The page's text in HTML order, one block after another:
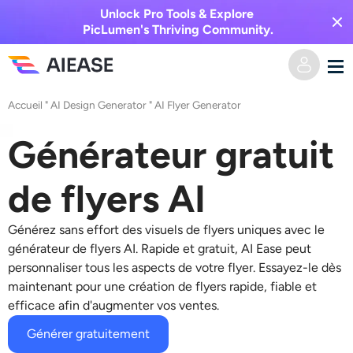
Unlock Pro Tools & Explore
PicLumen's Thriving Community.
Domicile
Vidéo IA
Texte en vidéo
De l’image à la vidéo
Effets vidéo
Effets vidéo
Image IA
Image vers image
Texte en image
Outils d’IA
Éditeur et créateur de photos
Prisée
Accueil "AI Design Generator "AI Flyer Generator
Générateur gratuit
de flyers AI
Générez sans effort des visuels de flyers uniques avec le
générateur de flyers AI. Rapide et gratuit, AI Ease peut
personnaliser tous les aspects de votre flyer. Essayez-le dès
maintenant pour une création de flyers rapide, fiable et
efficace afin d'augmenter vos ventes.
Générer gratuitement